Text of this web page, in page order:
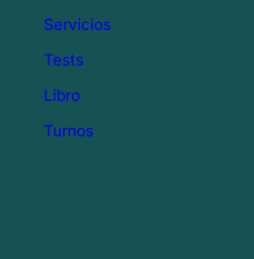
Servicios
Tests
Libro
Turnos